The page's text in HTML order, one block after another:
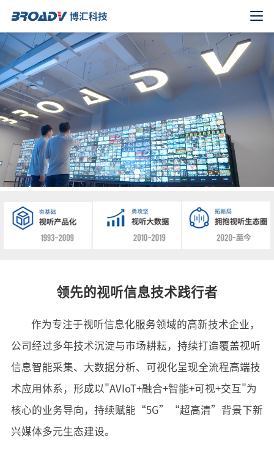
领先的视听信息技术践行者
作为专注于视听信息化服务领域的高新技术企业，
公司经过多年技术沉淀与市场耕耘，持续打造覆盖视听
信息智能采集、大数据分析、可视化呈现全流程高端技
术应用体系，形成以"AVIoT+融合+智能+可视+交互"为
核心的业务导向，持续赋能“5G”“超高清”背景下新
兴媒体多元生态建设。